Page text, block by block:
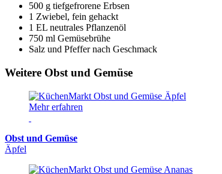
500 g tiefgefrorene Erbsen
1 Zwiebel, fein gehackt
1 EL neutrales Pflanzenöl
750 ml Gemüsebrühe
Salz und Pfeffer nach Geschmack
Weitere Obst und Gemüse
Mehr erfahren
Obst und Gemüse
Äpfel